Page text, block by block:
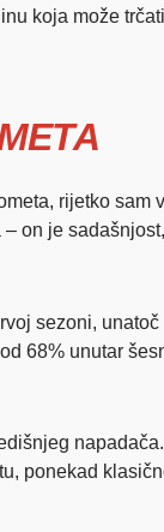
koja može
rijetko sam
on je
sezoni,
68% unutar
ponekad